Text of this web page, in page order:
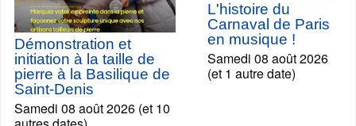
Démonstration et
initiation à la taille de
pierre à la Basilique de
Saint-Denis
Samedi 08 août 2026 (et 10
L'histoire du
Carnaval de Paris
en musique !
Samedi 08 août 2026
(et 1 autre date)